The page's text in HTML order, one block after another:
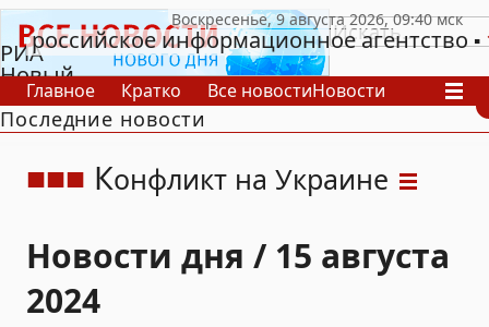
РИА
Новый
День
российское информационное агентство
Главное Кратко Все новостиНовости
В России
В мире
Последние новости
Конфликт на Украине
Новости дня / 15 августа
2024